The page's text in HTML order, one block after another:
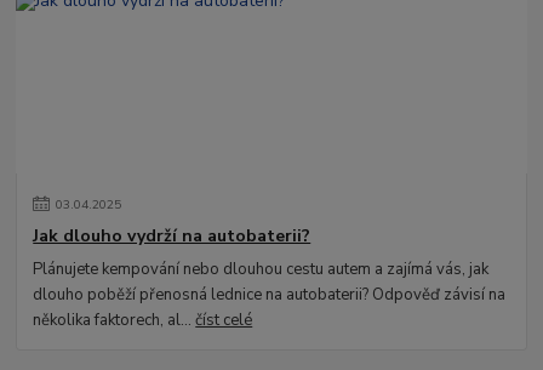
03.04.2025
Jak dlouho vydrží na autobaterii?
Plánujete kempování nebo dlouhou cestu autem a zajímá vás, jak
dlouho poběží přenosná lednice na autobaterii? Odpověď závisí na
několika faktorech, al...číst celé